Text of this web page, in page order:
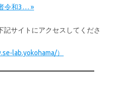
令和3… »
サイトにアクセスしてくださ
lab.yokohama/）